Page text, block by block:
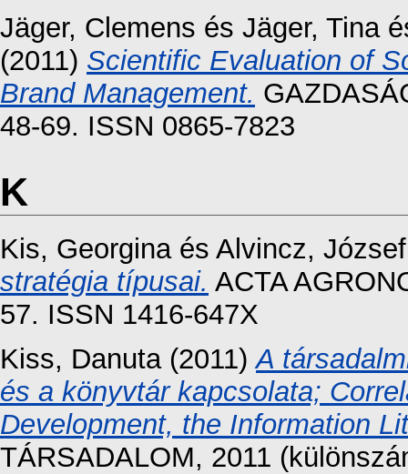
Jäger, Clemens és Jäger, Tina
(2011) Scientific Evaluation of
Brand Management.
48-69. ISSN 0865-7823
K
Kis, Georginaés Alvincz, József
stratégia típusai. ACTA
57. ISSN 1416-647X
Kiss, Danuta(2011)A
és a könyvtár kapcsolata;
Development, the Information
TÁRSADALOM, 2011